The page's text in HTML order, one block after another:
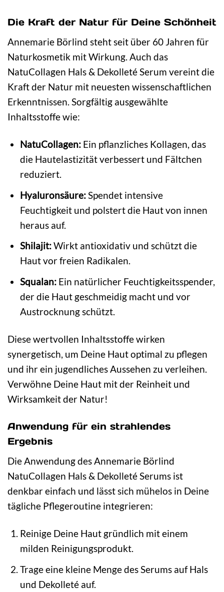
Die Kraft der Natur für Deine Schönheit
Annemarie Börlind steht seit über 60 Jahren für
Naturkosmetik mit Wirkung. Auch das
NatuCollagen Hals & Dekolleté Serum vereint die
Kraft der Natur mit neuesten wissenschaftlichen
Erkenntnissen. Sorgfältig ausgewählte
Inhaltsstoffe wie:
NatuCollagen:Ein pflanzliches Kollagen, das
die Hautelastizität verbessert und Fältchen
reduziert.
Hyaluronsäure:Spendet intensive
Feuchtigkeit und polstert die Haut von innen
heraus auf.
Shilajit:Wirkt antioxidativ und schützt die
Haut vor freien Radikalen.
Squalan:Ein natürlicher Feuchtigkeitsspender,
der die Haut geschmeidig macht und vor
Austrocknung schützt.
Diese wertvollen Inhaltsstoffe wirken
synergetisch, um Deine Haut optimal zu pflegen
und ihr ein jugendliches Aussehen zu verleihen.
Verwöhne Deine Haut mit der Reinheit und
Wirksamkeit der Natur!
Anwendung für ein strahlendes
Ergebnis
Die Anwendung des Annemarie Börlind
NatuCollagen Hals & Dekolleté Serums ist
denkbar einfach und lässt sich mühelos in Deine
tägliche Pflegeroutine integrieren:
Reinige Deine Haut gründlich mit einem
milden Reinigungsprodukt.
Trage eine kleine Menge des Serums auf Hals
und Dekolleté auf.